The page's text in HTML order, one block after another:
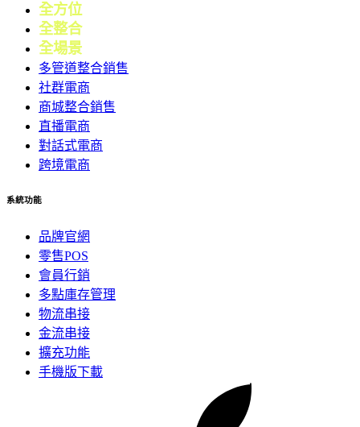
全方位零售
全整合行銷
全場景
多管道整合銷售
社群電商
商城整合銷售
直播電商
對話式電商
跨境電商
系統功能
品牌官網
零售POS
會員行銷
多點庫存管理
物流串接
金流串接
擴充功能
手機版下載